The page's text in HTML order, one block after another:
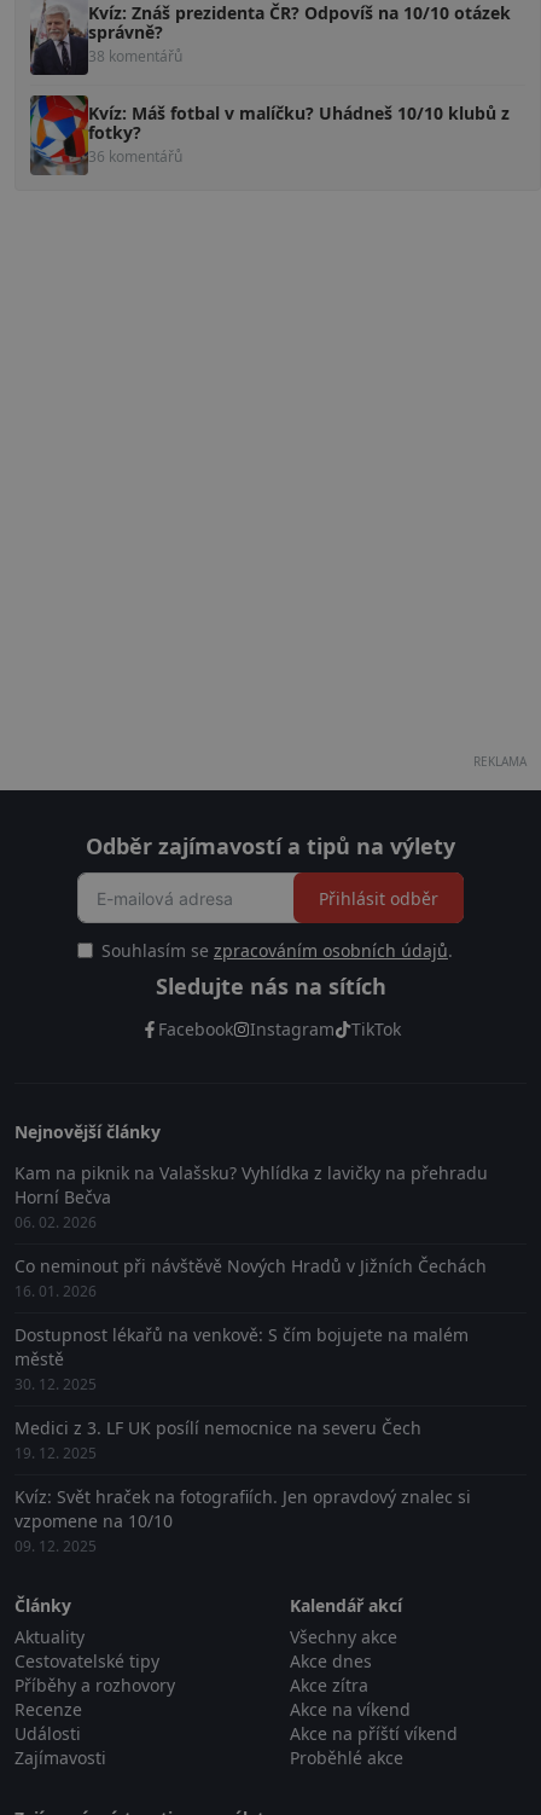
Kvíz: Znáš prezidenta ČR? Odpovíš na 10/10 otázek
správně?
38 komentářů
Kvíz: Máš fotbal v malíčku? Uhádneš 10/10 klubů z
fotky?
36 komentářů
REKLAMA
Odběr zajímavostí a tipů na výlety
Souhlasím se zpracováním osobních údajů.
Přihlásit odběr
Sledujte nás na sítích
Facebook Instagram TikTok
Nejnovější články
Kam na piknik na Valašsku? Vyhlídka z lavičky na přehradu
Horní Bečva
06. 02. 2026
Co neminout při návštěvě Nových Hradů v Jižních Čechách
16. 01. 2026
Dostupnost lékařů na venkově: S čím bojujete na malém
městě
30. 12. 2025
Medici z 3. LF UK posílí nemocnice na severu Čech
19. 12. 2025
Kvíz: Svět hraček na fotografiích. Jen opravdový znalec si
vzpomene na 10/10
09. 12. 2025
Články
Aktuality
Cestovatelské tipy
Příběhy a rozhovory
Recenze
Události
Zajímavosti
Kalendář akcí
Všechny akce
Akce dnes
Akce zítra
Akce na víkend
Akce na příští víkend
Proběhlé akce